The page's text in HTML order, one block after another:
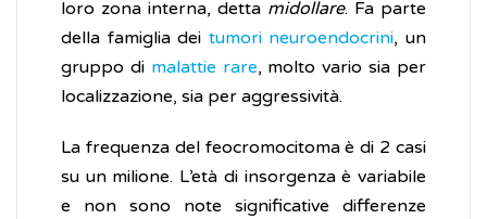
loro zona interna, detta midollare. Fa parte
della famiglia dei tumori neuroendocrini, un
gruppo di malattie rare, molto vario sia per
localizzazione, sia per aggressività.
La frequenza del feocromocitoma è di 2 casi
su un milione. L’età di insorgenza è variabile
e non sono note significative differenze